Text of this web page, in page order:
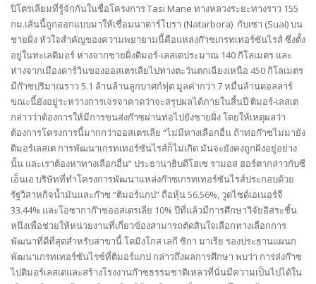
ปิโตรเลียมที่รู้จักกันในชื่อโครงการ Tasi Mane ทางหลวงระยะทางราว 155
กม.เส้นนี้ถูกออกแบบมาให้เชื่อมนาตาร์โบรา (Natarbora) กับเซา (Suai) บน
ชายฝั่ง หัวใจสำคัญของความพยายามนี้คือแหล่งก๊าซเกรทเทอร์ซันไรส์ ซึ่งตั้ง
อยู่ในทะเลติมอร์ ห่างจากชายฝั่งติมอร์-เลสเตประมาณ 140 กิโลเมตร และ
ห่างจากเมืองดาร์วินของออสเตรเลียไปทางตะวันตกเฉียงเหนือ 450 กิโลเมตร
มีก๊าซปริมาณราว 5.1 ล้านล้านลูกบาศก์ฟุต มูลค่ากว่า 7 หมื่นล้านดอลลาร์
ขณะนี้ยังอยู่ระหว่างการเจรจาคาดว่าจะสรุปผลได้ภายในสิ้นปี ติมอร์-เลสเต
กล่าวว่าต้องการให้มีการขนส่งก๊าซผ่านท่อไปยังชายฝั่ง โดยให้เหตุผลว่า
ต้องการโครงการนี้มากกว่าออสเตรเลีย “ไม่มีทางเลือกอื่น ถ้าท่อก๊าซไม่มายัง
ติมอร์เลสเต การพัฒนาเกรทเทอร์ซันไรส์ก็ไม่เกิด มันจะยังคงถูกฝังอยู่อย่าง
นั้น และเราต้องหาทางเลือกอื่น” ประธานาธิบดีโฮเซ รามอส ฮอร์ตากล่าวกับซี
เอ็นเอ บริษัทที่ทำโครงการพัฒนาแหล่งก๊าซเกรทเทอร์ซันไรส์ประกอบด้วย
รัฐวิสาหกิจน้ำมันและก๊าซ “ติมอร์แกป” ถือหุ้น 56.56%, วูดไซด์เอเนอร์จี
33.44% และโอซากาก๊าซออสเตรเลีย 10% ปีที่แล้วมีการศึกษาวิจัยอิสระชิ้น
หนึ่งเพื่อช่วยให้หน่วยงานที่เกี่ยวข้องสามารถตัดสินใจเลือกทางเลือกการ
พัฒนาที่ดีที่สุดสำหรับสาขานี้ โดมิงโกส เลกี ซิกา มาเรีย รองประธานแผนก
พัฒนาเกรทเทอร์ซันไรซ์ที่ติมอร์แกป กล่าวถึงผลการศึกษา พบว่า การส่งก๊าซ
ไปติมอร์เลสเตและสร้างโรงงานก๊าซธรรมชาติเหลวที่นั่นมีความเป็นไปได้ใน